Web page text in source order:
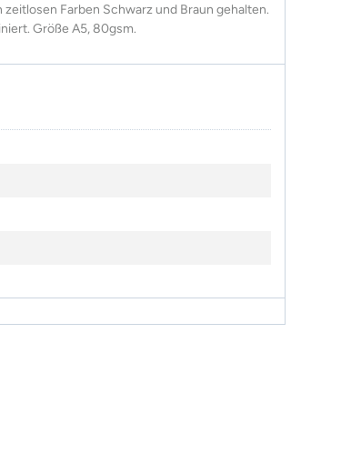
Farben Schwarz und Braun gehalten.
Größe A5, 80gsm.